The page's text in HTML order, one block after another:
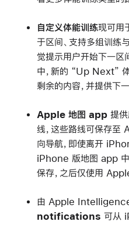
自定义体能训练现可用
于区间、支持多组训练
觉提示用户开始下一区
中，新的 “Up Next”
剩余的内容，并提供下
Apple 地图 app提供
线，这些路线可保存至
向导航，即使离开
iPhone 版地图 app 中
保存，之后仅使用
由 Apple
notifications 可从